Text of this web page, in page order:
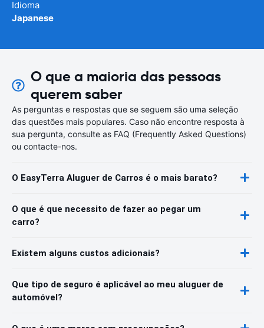
Idioma
Japanese
O que a maioria das pessoas
querem saber
As perguntas e respostas que se seguem são uma seleção
das questões mais populares. Caso não encontre resposta à
sua pergunta, consulte as FAQ (Frequently Asked Questions)
ou contacte-nos.
O EasyTerra Aluguer de Carros é o mais barato?
O que é que necessito de fazer ao pegar um
carro?
Existem alguns custos adicionais?
Que tipo de seguro é aplicável ao meu aluguer de
automóvel?